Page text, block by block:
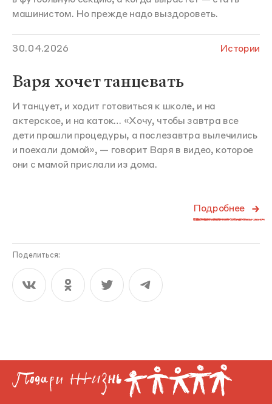
машинистом. Но прежде надо выздороветь.
30.04.2026 Истории
Варя хочет танцевать
И танцует, и ходит готовиться к школе, и на
актерское, и на каток… «Хочу, чтобы завтра все
дети прошли процедуры, а послезавтра вылечились
и поехали домой», — говорит Варя в видео, которое
они с мамой прислали из дома.
Подробнее
Поделиться: